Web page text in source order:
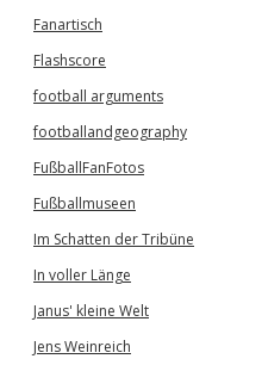
Fanartisch
Flashscore
football arguments
footballandgeography
FußballFanFotos
Fußballmuseen
Im Schatten der Tribüne
In voller Länge
Janus' kleine Welt
Jens Weinreich